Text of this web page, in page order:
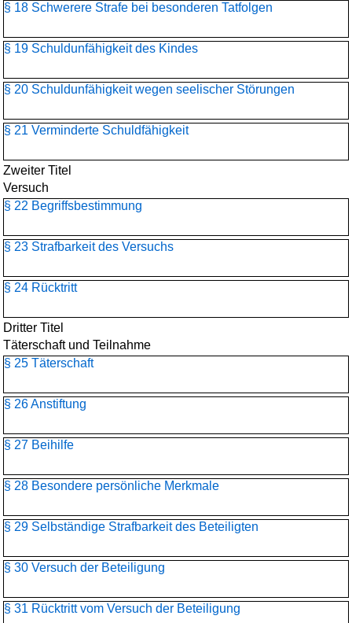
§ 18 Schwerere Strafe bei besonderen Tatfolgen
§ 19 Schuldunfähigkeit des Kindes
§ 20 Schuldunfähigkeit wegen seelischer Störungen
§ 21 Verminderte Schuldfähigkeit
Zweiter Titel
Versuch
§ 22 Begriffsbestimmung
§ 23 Strafbarkeit des Versuchs
§ 24 Rücktritt
Dritter Titel
Täterschaft und Teilnahme
§ 25 Täterschaft
§ 26 Anstiftung
§ 27 Beihilfe
§ 28 Besondere persönliche Merkmale
§ 29 Selbständige Strafbarkeit des Beteiligten
§ 30 Versuch der Beteiligung
§ 31 Rücktritt vom Versuch der Beteiligung